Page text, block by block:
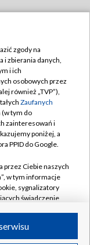
zgody na
i zbierania danych,
i ich
osobowych przez
również „TVP”),
Zaufanych
(w tym do
zainteresowań i
poniżej, a
PPID do Google.
przez Ciebie naszych
w tym informacje
sygnalizatory
świadczenie